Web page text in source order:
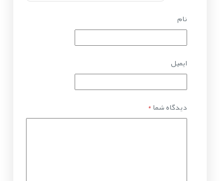
نام
ایمیل
دیدگاه شما*